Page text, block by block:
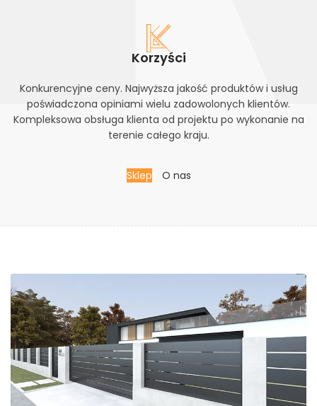
Korzyści
Konkurencyjne ceny. Najwyższa jakość produktów i usług
poświadczona opiniami wielu zadowolonych klientów.
Kompleksowa obsługa klienta od projektu po wykonanie na
terenie całego kraju.
Sklep O nas